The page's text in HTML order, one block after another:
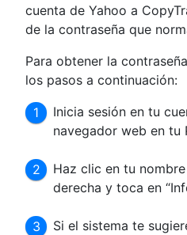
cuenta de Yahoo a
de la contraseña que
Para obtener la
los pasos a continuación:
Inicia sesión en tu
navegador web en tu
Haz clic en tu
derecha y toca en
Si el sistema te